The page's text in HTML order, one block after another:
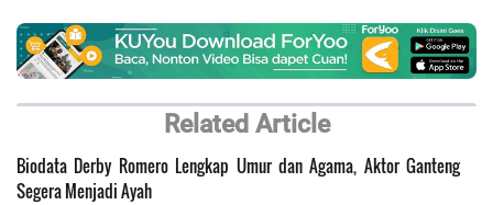
Related Article
Biodata Derby Romero Lengkap Umur dan Agama, Aktor Ganteng
Segera Menjadi Ayah